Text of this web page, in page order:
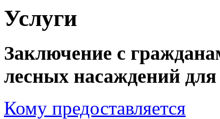
Услуги
Заключение с
лесных насаждений
Кому предоставляется